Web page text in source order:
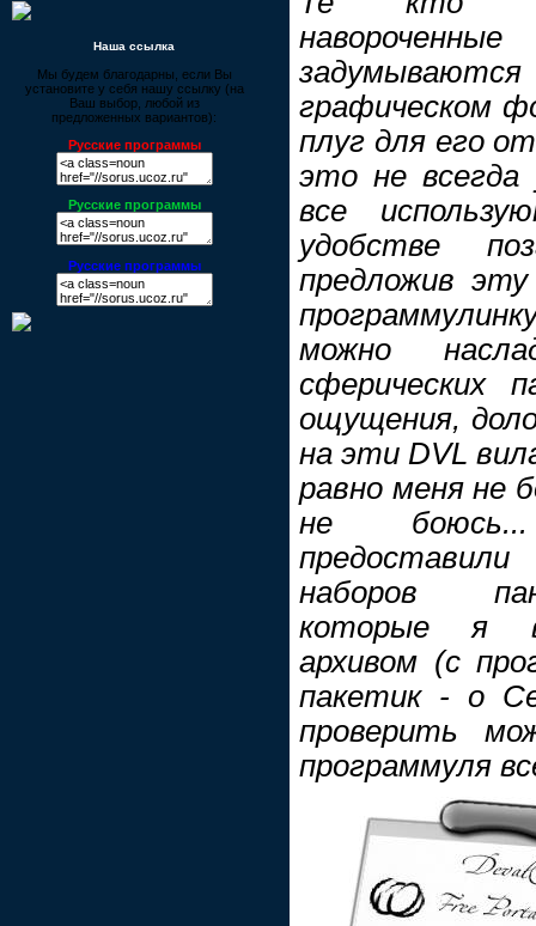
Наша ссылка
Мы будем благодарны, если Вы
установите у себя нашу ссылку (на
Ваш выбор, любой из
предложенных вариантов):
Русские программы
Русские программы
Русские программы
графическом
плуг для его
это не всегда
все
удобстве
предложив
можно
сферических
ощущения,
на эти DVL
равно меня не
не
наборов
которые я
архивом (с
пакетик - о
проверить
программуля